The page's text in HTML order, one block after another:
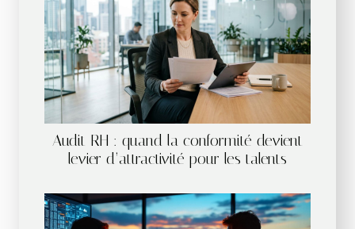
Audit RH : quand la conformité devient
levier d’attractivité pour les talents